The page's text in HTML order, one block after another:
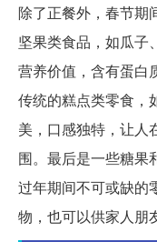
除了正餐外，春节期
坚果类食品，如瓜子
营养价值，含有蛋白
传统的糕点类零食，
美，口感独特，让人
围。最后是一些糖果
过年期间不可或缺的
物，也可以供家人朋